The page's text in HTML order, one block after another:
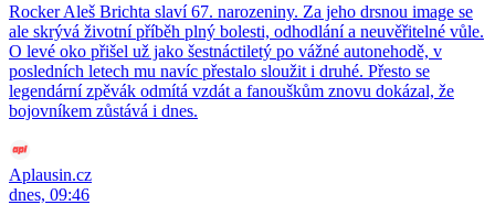
Rocker Aleš Brichta slaví 67. narozeniny. Za jeho drsnou image se
ale skrývá životní příběh plný bolesti, odhodlání a neuvěřitelné vůle.
O levé oko přišel už jako šestnáctiletý po vážné autonehodě, v
posledních letech mu navíc přestalo sloužit i druhé. Přesto se
legendární zpěvák odmítá vzdát a fanouškům znovu dokázal, že
bojovníkem zůstává i dnes.
Aplausin.cz
dnes, 09:46